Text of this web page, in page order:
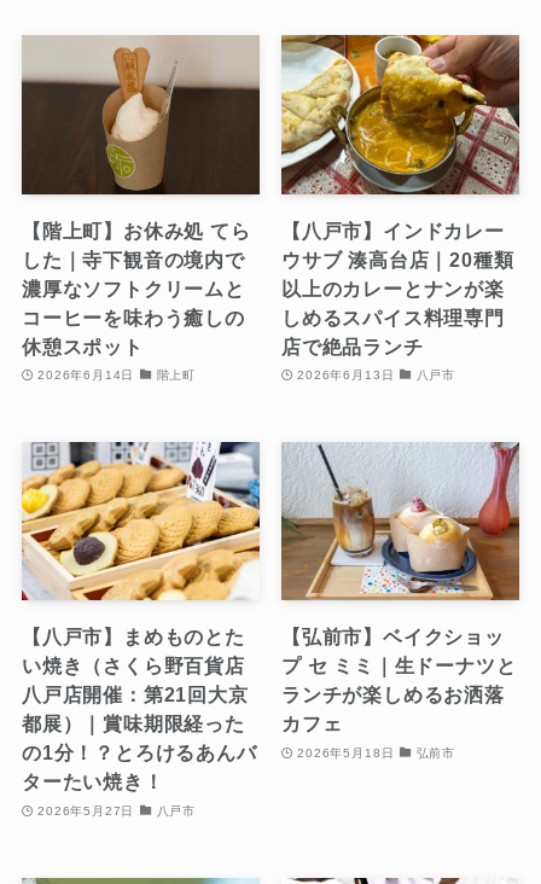
【階上町】お休み処 てら
した｜寺下観音の境内で
濃厚なソフトクリームと
コーヒーを味わう癒しの
休憩スポット
2026年6月14日 階上町
【八戸市】インドカレー
ウサブ 湊高台店｜20種類
以上のカレーとナンが楽
しめるスパイス料理専門
店で絶品ランチ
2026年6月13日 八戸市
【八戸市】まめものとた
い焼き（さくら野百貨店
八戸店開催：第21回大京
都展）｜賞味期限経った
の1分！？とろけるあんバ
ターたい焼き！
2026年5月27日 八戸市
【弘前市】ベイクショッ
プ セ ミミ｜生ドーナツと
ランチが楽しめるお洒落
カフェ
2026年5月18日 弘前市